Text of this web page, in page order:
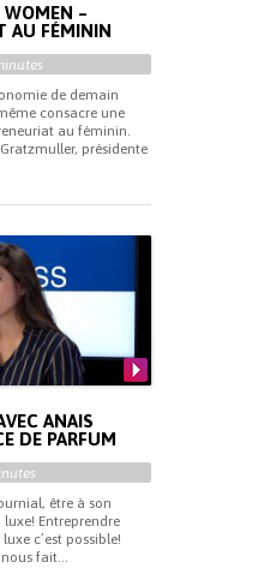
WOMEN –
AU FÉMININ
de demain
consacre une
au féminin.
présidente
ANAIS
DE PARFUM
être à son
Entreprendre
c’est possible!
nous fait...